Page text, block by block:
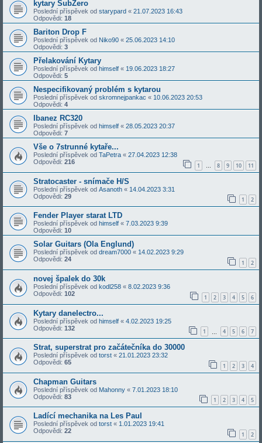
kytary SubZero
Poslední příspěvek od starypard « 21.07.2023 16:43
Odpovědi: 18
Bariton Drop F
Poslední příspěvek od Niko90 « 25.06.2023 14:10
Odpovědi: 3
Přelakování Kytary
Poslední příspěvek od himself « 19.06.2023 18:27
Odpovědi: 5
Nespecifikovaný problém s kytarou
Poslední příspěvek od skromnejpankac « 10.06.2023 20:53
Odpovědi: 4
Ibanez RC320
Poslední příspěvek od himself « 28.05.2023 20:37
Odpovědi: 7
Vše o 7strunné kytaře...
Poslední příspěvek od TaPetra « 27.04.2023 12:38
Odpovědi: 216 1 … 8 9 10 11
Stratocaster - snímače H/S
Poslední příspěvek od Asanoth « 14.04.2023 3:31
Odpovědi: 29 1 2
Fender Player starat LTD
Poslední příspěvek od himself « 7.03.2023 9:39
Odpovědi: 10
Solar Guitars (Ola Englund)
Poslední příspěvek od dream7000 « 14.02.2023 9:29
Odpovědi: 24 1 2
novej špalek do 30k
Poslední příspěvek od kodl258 « 8.02.2023 9:36
Odpovědi: 102 1 2 3 4 5 6
Kytary danelectro...
Poslední příspěvek od himself « 4.02.2023 19:25
Odpovědi: 132 1 4 5 6 7
Strat, superstrat pro začátečníka do 30000
Poslední příspěvek od torst « 21.01.2023 23:32
Odpovědi: 65 1 2 3 4
Chapman Guitars
Poslední příspěvek od Mahonny « 7.01.2023 18:10
Odpovědi: 83 1 2 3 4 5
Ladící mechanika na Les Paul
Poslední příspěvek od torst « 1.01.2023 19:41
Odpovědi: 22 1 2